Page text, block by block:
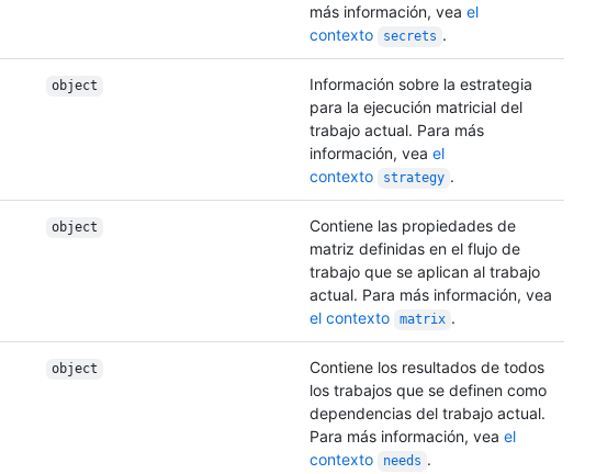
más información, vea el
contexto
secrets .
object
Información sobre la estrategia
para la ejecución matricial del
trabajo actual. Para más
información, vea el
contexto
strategy .
object
Contiene las propiedades de
matriz definidas en el flujo de
trabajo que se aplican al trabajo
actual. Para más información, vea
el contexto
matrix .
object
Contiene los resultados de todos
los trabajos que se definen como
dependencias del trabajo actual.
Para más información, vea el
contexto
needs .